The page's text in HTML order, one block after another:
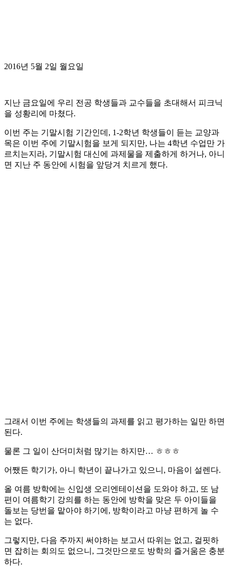
2016년 5월 2일 월요일
지난 금요일에 우리 전공 학생들과 교수들을 초대해서 피크닉
을 성황리에 마쳤다.
이번 주는 기말시험 기간인데, 1-2학년 학생들이 듣는 교양과
목은 이번 주에 기말시험을 보게 되지만, 나는 4학년 수업만 가
르치는지라, 기말시험 대신에 과제물을 제출하게 하거나, 아니
면 지난 주 동안에 시험을 앞당겨 치르게 했다.
그래서 이번 주에는 학생들의 과제를 읽고 평가하는 일만 하면
된다.
물론 그 일이 산더미처럼 많기는 하지만… ㅎㅎㅎ
어쨌든 학기가, 아니 학년이 끝나가고 있으니, 마음이 설렌다.
올 여름 방학에는 신입생 오리엔테이션을 도와야 하고, 또 남
편이 여름학기 강의를 하는 동안에 방학을 맞은 두 아이들을
돌보는 당번을 맡아야 하기에, 방학이라고 마냥 편하게 놀 수
는 없다.
그렇지만, 다음 주까지 써야하는 보고서 따위는 없고, 걸핏하
면 잡히는 회의도 없으니, 그것만으로도 방학의 즐거움은 충분
하다.